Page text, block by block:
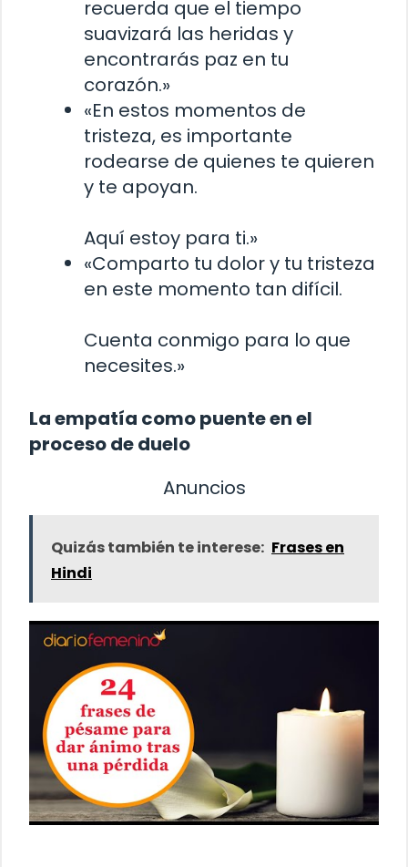
recuerda que el tiempo
suavizará las heridas y
encontrarás paz en tu
corazón.»
«En estos momentos de
tristeza, es importante
rodearse de quienes te quieren
y te apoyan.
Aquí estoy para ti.»
«Comparto tu dolor y tu tristeza
en este momento tan difícil.
Cuenta conmigo para lo que
necesites.»
La empatía como puente en el
proceso de duelo
Anuncios
Quizás también te interese: Frases en
Hindi